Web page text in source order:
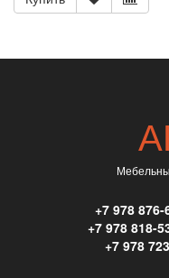
+7 978 876-
+7 978 818-
+7 978